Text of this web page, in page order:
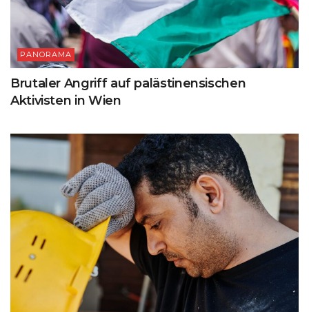
PANORAMA
Brutaler Angriff auf palästinensischen
Aktivisten in Wien